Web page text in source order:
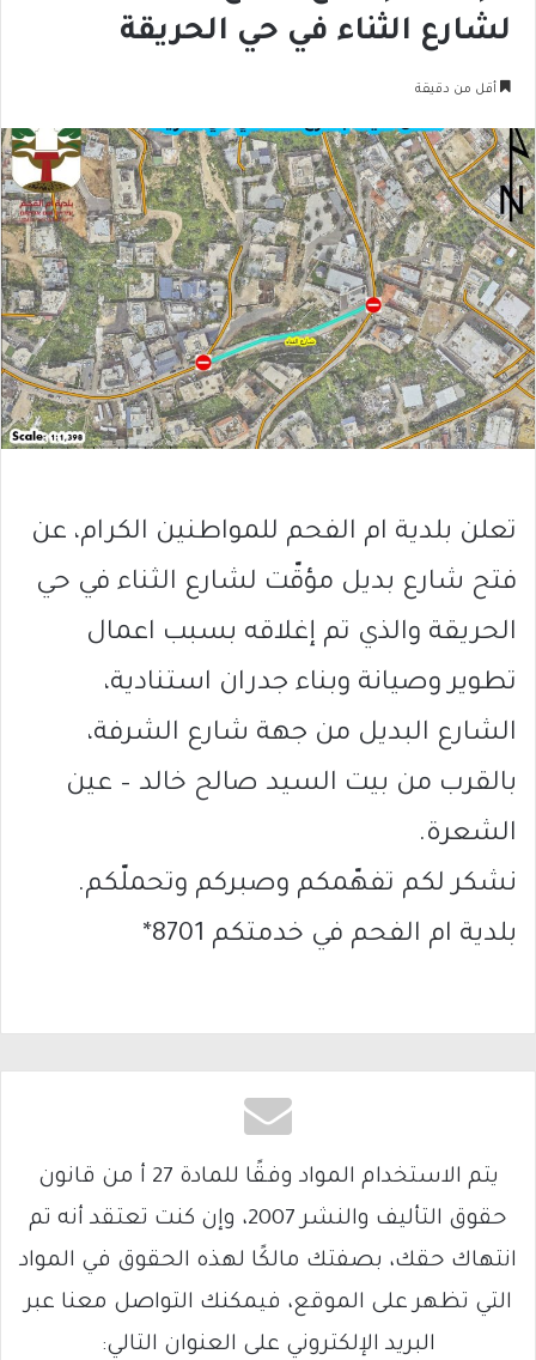
لشارع الثناء في حي الحريقة
أقل من دقيقة
تعلن بلدية ام الفحم للمواطنين الكرام، عن
فتح شارع بديل مؤقّت لشارع الثناء في حي
الحريقة والذي تم إغلاقه بسبب اعمال
تطوير وصيانة وبناء جدران استنادية،
الشارع البديل من جهة شارع الشرفة،
بالقرب من بيت السيد صالح خالد – عين
الشعرة.
نشكر لكم تفهّمكم وصبركم وتحملّكم.
بلدية ام الفحم في خدمتكم 8701*
يتم الاستخدام المواد وفقًا للمادة 27 أ من قانون
حقوق التأليف والنشر 2007، وإن كنت تعتقد أنه تم
انتهاك حقك، بصفتك مالكًا لهذه الحقوق في المواد
التي تظهر على الموقع، فيمكنك التواصل معنا عبر
البريد الإلكتروني على العنوان التالي: